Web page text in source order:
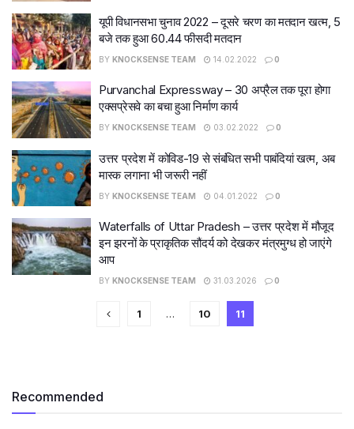
यूपी विधानसभा चुनाव 2022 – दूसरे चरण का मतदान खत्म, 5
बजे तक हुआ 60.44 फीसदी मतदान
BY KNOCKSENSE TEAM 14.02.2022 0
Purvanchal Expressway – 30 अप्रैल तक पूरा होगा
एक्सप्रेसवे का बचा हुआ निर्माण कार्य
BY KNOCKSENSE TEAM 03.02.2022 0
उत्तर प्रदेश में कोविड-19 से संबंधित सभी पाबंदियां खत्म, अब
मास्‍क लगाना भी जरूरी नहीं
BY KNOCKSENSE TEAM 04.01.2022 0
Waterfalls of Uttar Pradesh – उत्तर प्रदेश में मौजूद
इन झरनों के प्राकृतिक सौंदर्य को देखकर मंत्रमुग्ध हो जाएंगे
आप
BY KNOCKSENSE TEAM 31.03.2026 0
1 … 10 11
Recommended